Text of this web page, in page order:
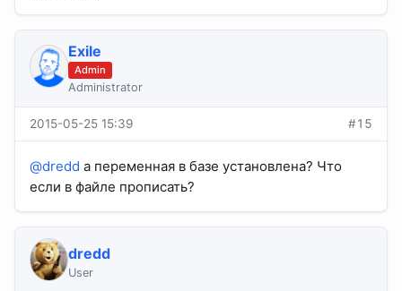
Exile
Admin
Administrator
2015-05-25 15:39 #15
@dredd а переменная в базе установлена? Что
если в файле прописать?
dredd
User